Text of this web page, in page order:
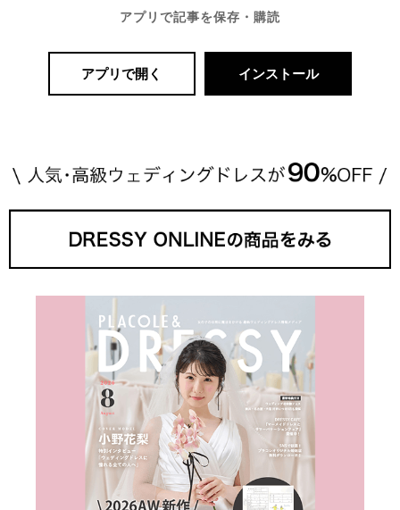
アプリで記事を保存・購読
アプリで開く インストール